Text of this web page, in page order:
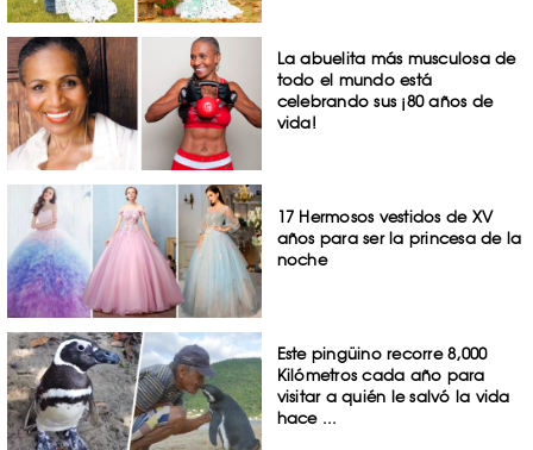
La abuelita más musculosa de
todo el mundo está
celebrando sus ¡80 años de
vida!
17 Hermosos vestidos de XV
años para ser la princesa de la
noche
Este pingüino recorre 8,000
Kilómetros cada año para
visitar a quién le salvó la vida
hace ...